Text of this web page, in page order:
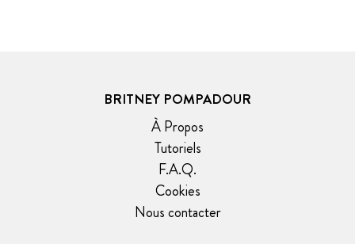
BRITNEY POMPADOUR
À Propos
Tutoriels
F.A.Q.
Cookies
Nous contacter